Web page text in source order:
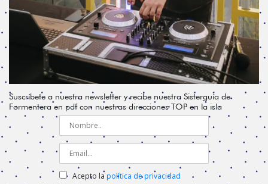
Suscríbete a nuestra newsletter y recibe nuestra Sisterguía de
Formentera en pdf con nuestras direcciones TOP en la isla
Acepto la política de privacidad